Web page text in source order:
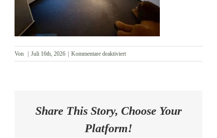
AKTUELLES
KONTAKT
Von Juli 16th, 2026 Kommentare deaktiviertfür
Nebenhaus
Share This Story, Choose Your
Platform!